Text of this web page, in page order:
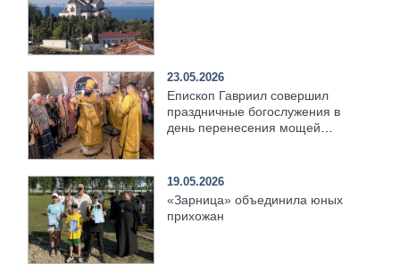
23.05.2026
Епископ Гавриил совершил
праздничные богослужения в
день перенесения мощей
19.05.2026
«Зарница» объединила юных
прихожан